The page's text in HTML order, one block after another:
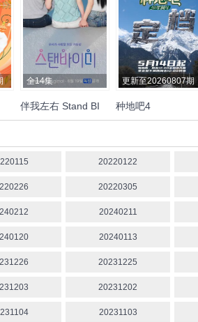
全14集
伴我左右 Stand BI
Me
更新至20260807期
种地吧4
20220122
20220305
20240211
20240113
20231225
20231202
20231103